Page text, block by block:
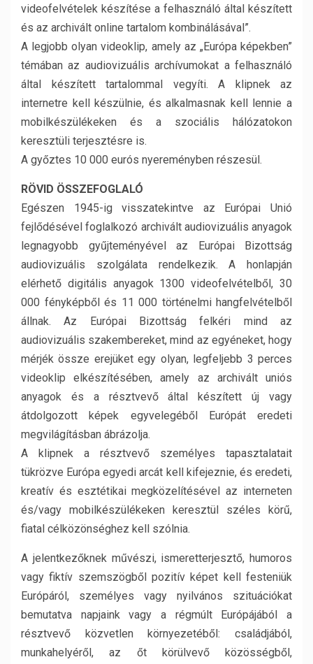
videofelvételek készítése a felhasználó által készített
és az archivált online tartalom kombinálásával”.
A legjobb olyan videoklip, amely az „Európa képekben”
témában az audiovizuális archívumokat a felhasználó
által készített tartalommal vegyíti. A klipnek az
internetre kell készülnie, és alkalmasnak kell lennie a
mobilkészülékeken és a szociális hálózatokon
keresztüli terjesztésre is.
A győztes 10 000 eurós nyereményben részesül.
RÖVID ÖSSZEFOGLALÓ
Egészen 1945-ig visszatekintve az Európai Unió
fejlődésével foglalkozó archivált audiovizuális anyagok
legnagyobb gyűjteményével az Európai Bizottság
audiovizuális szolgálata rendelkezik. A honlapján
elérhető digitális anyagok 1300 videofelvételből, 30
000 fényképből és 11 000 történelmi hangfelvételből
állnak. Az Európai Bizottság felkéri mind az
audiovizuális szakembereket, mind az egyéneket, hogy
mérjék össze erejüket egy olyan, legfeljebb 3 perces
videoklip elkészítésében, amely az archivált uniós
anyagok és a résztvevő által készített új vagy
átdolgozott képek egyvelegéből Európát eredeti
megvilágításban ábrázolja.
A klipnek a résztvevő személyes tapasztalatait
tükrözve Európa egyedi arcát kell kifejeznie, és eredeti,
kreatív és esztétikai megközelítésével az interneten
és/vagy mobilkészülékeken keresztül széles körű,
fiatal célközönséghez kell szólnia.
A jelentkezőknek művészi, ismeretterjesztő, humoros
vagy fiktív szemszögből pozitív képet kell festeniük
Európáról, személyes vagy nyilvános szituációkat
bemutatva napjaink vagy a régmúlt Európájából a
résztvevő közvetlen környezetéből: családjából,
munkahelyéről, az őt körülvevő közösségből,